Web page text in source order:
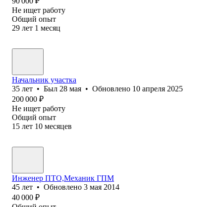
Не ищет работу
Общий опыт
29 лет 1 месяц
Начальник участка
35 лет • Был 28 мая • Обновлено 10 апреля 2025
200 000 ₽
Не ищет работу
Общий опыт
15 лет 10 месяцев
Инженер ПТО,Механик ГПМ
45 лет • Обновлено 3 мая 2014
40 000 ₽